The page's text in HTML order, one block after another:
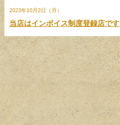
2023年10月2日（月）
当店はインボイス制度登録店です